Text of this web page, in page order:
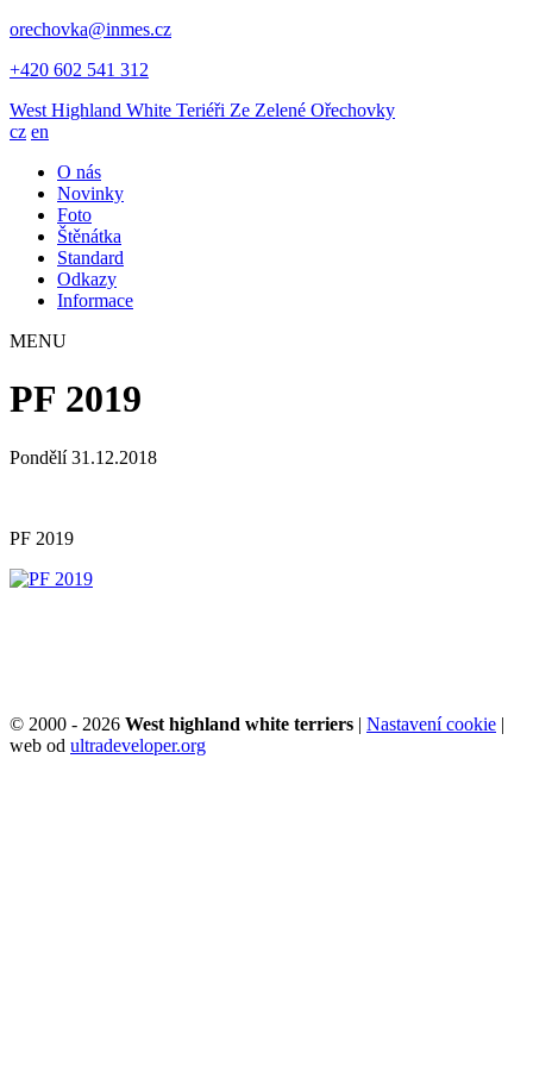
orechovka@inmes.cz
+420 602 541 312
West Highland White Teriéři Ze Zelené Ořechovky
cz en
O nás
Novinky
Foto
Štěnátka
Standard
Odkazy
Informace
MENU
PF 2019
Pondělí 31.12.2018
PF 2019
© 2000 - 2026 West highland white terriers | Nastavení cookie |
web od ultradeveloper.org